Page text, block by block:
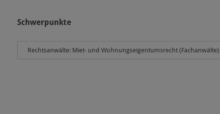
Schwerpunkte
Rechtsanwälte: Miet- und Wohnungseigentumsrecht (Fachanwälte)